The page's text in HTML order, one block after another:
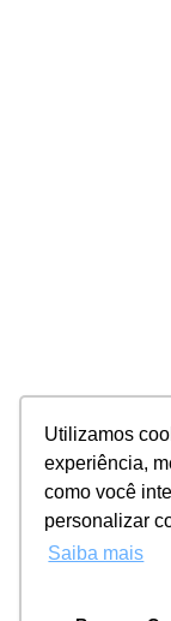
Utilizamos
experiência,
como você
personalizar
Saiba mais